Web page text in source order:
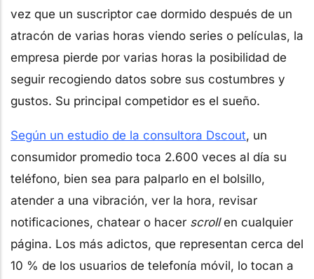
vez que un suscriptor cae dormido después de un
atracón de varias horas viendo series o películas, la
empresa pierde por varias horas la posibilidad de
seguir recogiendo datos sobre sus costumbres y
gustos. Su principal competidor es el sueño.
Según un estudio de la consultora Dscout, un
consumidor promedio toca 2.600 veces al día su
teléfono, bien sea para palparlo en el bolsillo,
atender a una vibración, ver la hora, revisar
notificaciones, chatear o hacer scrollen cualquier
página. Los más adictos, que representan cerca del
10 % de los usuarios de telefonía móvil, lo tocan a